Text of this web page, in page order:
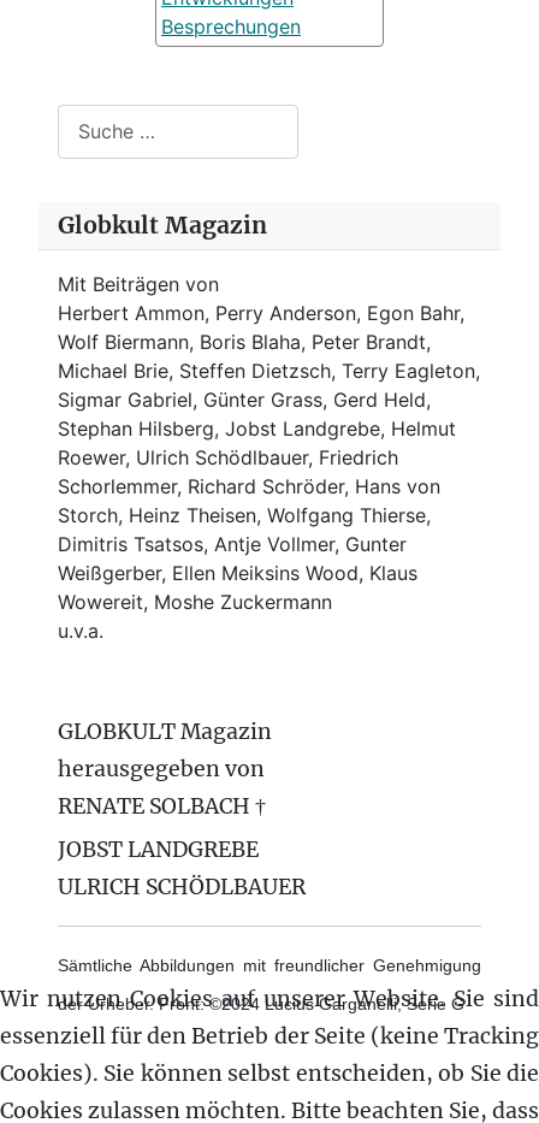
Besprechungen
Globkult Magazin
Mit Beiträgen von
Herbert Ammon, Perry Anderson, Egon Bahr,
Wolf Biermann, Boris Blaha, Peter Brandt,
Michael Brie, Steffen Dietzsch, Terry Eagleton,
Sigmar Gabriel, Günter Grass, Gerd Held,
Stephan Hilsberg, Jobst Landgrebe, Helmut
Roewer, Ulrich Schödlbauer, Friedrich
Schorlemmer, Richard Schröder, Hans von
Storch, Heinz Theisen, Wolfgang Thierse,
Dimitris Tsatsos, Antje Vollmer, Gunter
Weißgerber, Ellen Meiksins Wood, Klaus
Wowereit, Moshe Zuckermann
u.v.a.
GLOBKULT Magazin
herausgegeben von
RENATE SOLBACH †
JOBST LANDGREBE
ULRICH SCHÖDLBAUER
Sämtliche Abbildungen mit freundlicher Genehmigung
der Urheber. Front: ©2024 Lucius Garganelli, Serie G
Wir nutzen Cookies auf unserer Website. Sie sind
essenziell für den Betrieb der Seite (keine Tracking
Cookies). Sie können selbst entscheiden, ob Sie die
Cookies zulassen möchten. Bitte beachten Sie, dass